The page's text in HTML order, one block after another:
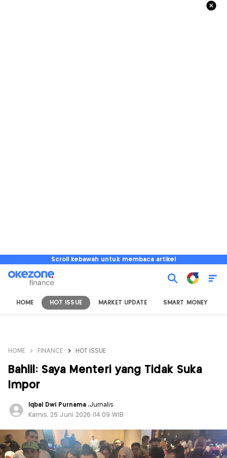
Scroll kebawah untuk membaca artikel
HOME HOT ISSUE MARKET UPDATE SMART MONEY
HOME FINANCE HOT ISSUE
Bahlil: Saya Menteri yang Tidak Suka
Impor
Iqbal Dwi Purnama ,Jurnalis
Kamis, 25 Juni 2026 |14:09 WIB